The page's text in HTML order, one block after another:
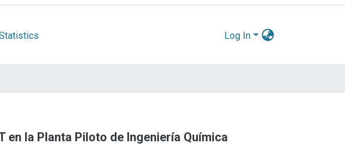
Log In
en la Planta Piloto de Ingeniería Química